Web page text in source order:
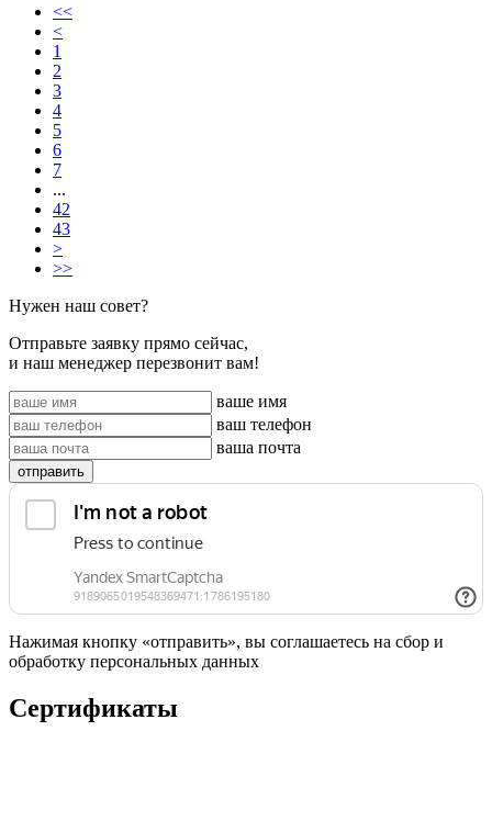
<<
<
1
2
3
4
5
6
7
...
42
43
>
>>
Нужен наш совет?
Отправьте заявку прямо сейчас,
и наш менеджер перезвонит вам!
ваше имя
ваш телефон
ваша почта
отправить
Нажимая кнопку «отправить», вы соглашаетесь на сбор и
обработку персональных данных
Сертификаты